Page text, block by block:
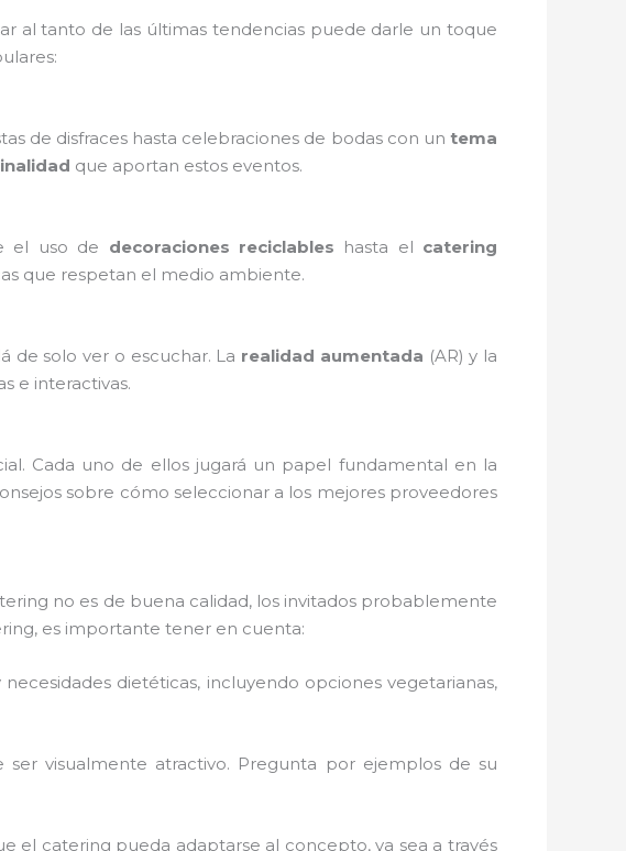
al tanto de las últimas tendencias puede darle un toque
de disfraces hasta celebraciones de bodas con un tema
que aportan estos eventos.
el uso de decoraciones reciclables hasta el catering
que respetan el medio ambiente.
de solo ver o escuchar. La realidad aumentada (AR) y la
e interactivas.
Cada uno de ellos jugará un papel fundamental en la
sobre cómo seleccionar a los mejores proveedores
no es de buena calidad, los invitados probablemente
es importante tener en cuenta:
dietéticas, incluyendo opciones vegetarianas,
visualmente atractivo. Pregunta por ejemplos de su
el catering pueda adaptarse al concepto, ya sea a través